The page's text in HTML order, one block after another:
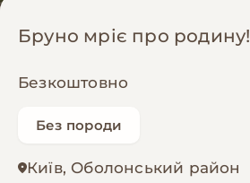
Бруно мріє про родину!
Безкоштовно
Без породи
Київ, Оболонський район